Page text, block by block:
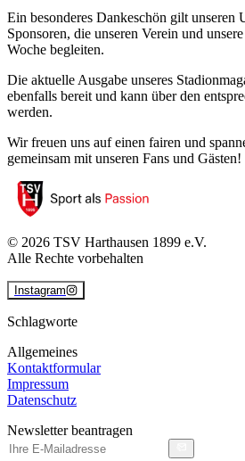
Ein besonderes Dankeschön gilt unseren
Sponsoren, die unseren Verein und
Woche begleiten.
Die aktuelle Ausgabe unseres
ebenfalls bereit und kann über den
werden.
Wir freuen uns auf einen fairen und
gemeinsam mit unseren Fans und Gästen!
© 2026 TSV Harthausen 1899 e.V.
Alle Rechte vorbehalten
Instagram
Schlagworte
Allgemeines
Kontaktformular
Impressum
Datenschutz
Newsletter beantragen